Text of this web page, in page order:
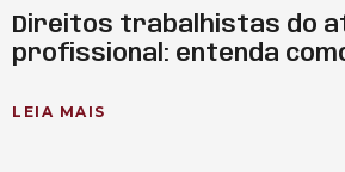
Direitos trabalhistas do
profissional: entenda
LEIA MAIS